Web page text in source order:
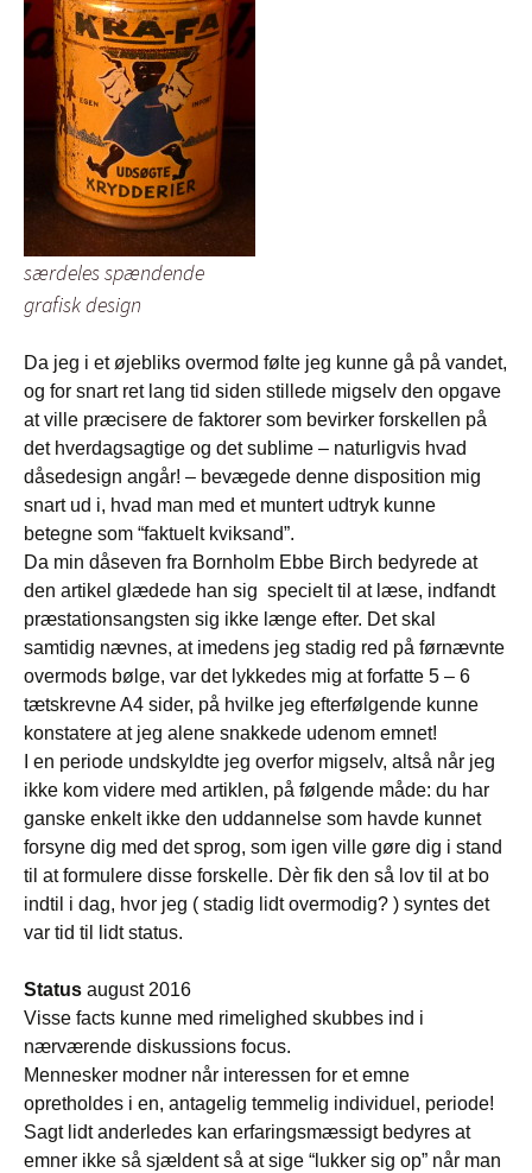
særdeles spændende
grafisk design
Da jeg i et øjebliks overmod følte jeg kunne gå på vandet,
og for snart ret lang tid siden stillede migselv den opgave
at ville præcisere de faktorer som bevirker forskellen på
det hverdagsagtige og det sublime – naturligvis hvad
dåsedesign angår! – bevægede denne disposition mig
snart ud i, hvad man med et muntert udtryk kunne
betegne som “faktuelt kviksand”.
Da min dåseven fra Bornholm Ebbe Birch bedyrede at
den artikel glædede han sig specielt til at læse, indfandt
præstationsangsten sig ikke længe efter. Det skal
samtidig nævnes, at imedens jeg stadig red på førnævnte
overmods bølge, var det lykkedes mig at forfatte 5 – 6
tætskrevne A4 sider, på hvilke jeg efterfølgende kunne
konstatere at jeg alene snakkede udenom emnet!
I en periode undskyldte jeg overfor migselv, altså når jeg
ikke kom videre med artiklen, på følgende måde: du har
ganske enkelt ikke den uddannelse som havde kunnet
forsyne dig med det sprog, som igen ville gøre dig i stand
til at formulere disse forskelle. Dèr fik den så lov til at bo
indtil i dag, hvor jeg ( stadig lidt overmodig? ) syntes det
var tid til lidt status.
Status august 2016
Visse facts kunne med rimelighed skubbes ind i
nærværende diskussions focus.
Mennesker modner når interessen for et emne
opretholdes i en, antagelig temmelig individuel, periode!
Sagt lidt anderledes kan erfaringsmæssigt bedyres at
emner ikke så sjældent så at sige “lukker sig op” når man